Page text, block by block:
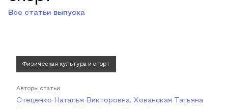
Все статьи выпуска
Физическая культура и спорт
Авторы статьи
Стеценко Наталья Викторовна, Хованская Татьяна